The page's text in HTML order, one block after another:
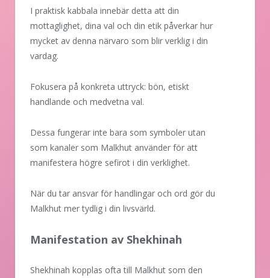
I praktisk kabbala innebär detta att din
mottaglighet, dina val och din etik påverkar hur
mycket av denna närvaro som blir verklig i din
vardag.
Fokusera på konkreta uttryck: bön, etiskt
handlande och medvetna val.
Dessa fungerar inte bara som symboler utan
som kanaler som Malkhut använder för att
manifestera högre sefirot i din verklighet.
När du tar ansvar för handlingar och ord gör du
Malkhut mer tydlig i din livsvärld.
Manifestation av Shekhinah
Shekhinah kopplas ofta till Malkhut som den